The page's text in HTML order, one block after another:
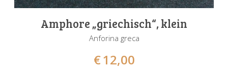
Amphore „griechisch“, klein
Anforina greca
€12,00